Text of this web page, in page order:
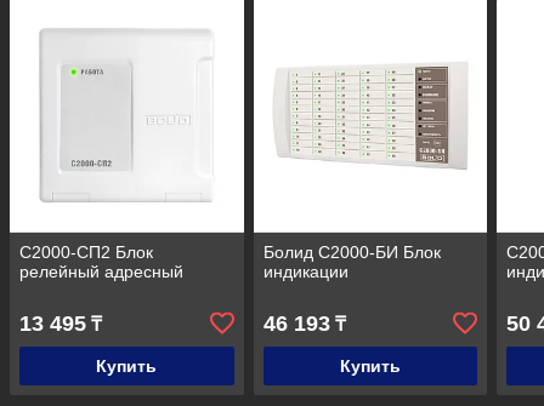
С2000-СП2 Блок
релейный адресный
13 495 ₸
Купить
Болид С2000-БИ Блок
индикации
46 193₸
Купить
50